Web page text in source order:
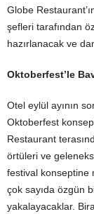
Globe
şefleri tarafından
hazırlanacak ve
Oktoberfest’le
Otel eylül ayının
Oktoberfest
Restaurant
örtüleri ve
festival konseptine
çok sayıda özgün
yakalayacaklar.